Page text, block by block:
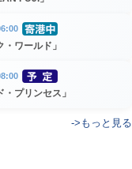
・ワールド」
・プリンセス」
->もっと見る